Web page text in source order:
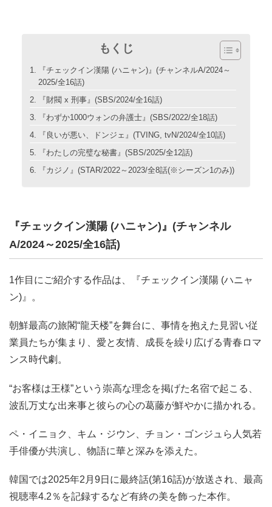
もくじ
『チェックイン漢陽 (ハニャン)』(チャンネルA/2024～
2025/全16話)
『財閥 x 刑事』(SBS/2024/全16話)
『わずか1000ウォンの弁護士』(SBS/2022/全18話)
『良いが悪い、ドンジェ』(TVING, tvN/2024/全10話)
『わたしの完璧な秘書』(SBS/2025/全12話)
『カジノ』(STAR/2022～2023/全8話(※シーズン1のみ))
『チェックイン漢陽 (ハニャン)』(チャンネル
A/2024～2025/全16話)
1作目にご紹介する作品は、『チェックイン漢陽 (ハニャ
ン)』。
朝鮮最高の旅閣“龍天楼”を舞台に、事情を抱えた見習い従
業員たちが集まり、愛と友情、成長を繰り広げる青春ロマ
ンス時代劇。
“お客様は王様”という崇高な理念を掲げた名宿で起こる、
波乱万丈な出来事と彼らの心の葛藤が鮮やかに描かれる。
ペ・イニョク、キム・ジウン、チョン・ゴンジュら人気若
手俳優が共演し、物語に華と深みを添えた。
韓国では2025年2月9日に最終話(第16話)が放送され、最高
視聴率4.2％を記録するなど有終の美を飾った本作。